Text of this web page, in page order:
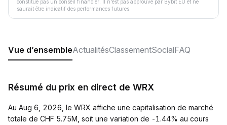
constitue pas un conseil financier. Il n'est pas approuvé par Bybit EU et ne
saurait être indicatif des performances futures.
Vue d’ensembleActualitésClassementSocialFAQ
Résumé du prix en direct de WRX
Au Aug 6, 2026, le WRX affiche une capitalisation de marché
totale de CHF 5.75M, soit une variation de -1.44% au cours